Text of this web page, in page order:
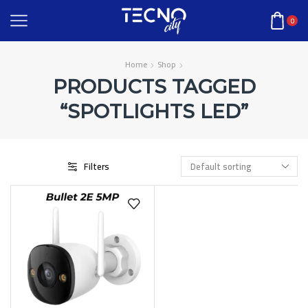
0
Home Shop
PRODUCTS TAGGED
“SPOTLIGHTS LED”
Filters